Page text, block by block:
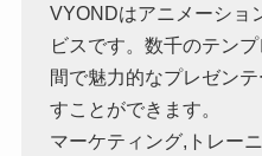
VYONDはアニメーショ
ビスです。数千のテン
間で魅力的なプレゼン
すことができます。
マーケティング,トレー